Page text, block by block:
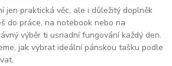
jen praktická věc, ale i důležitý doplněk
do práce, na notebook nebo na
výběr ti usnadní fungování každý den.
jak vybrat ideální pánskou tašku podle